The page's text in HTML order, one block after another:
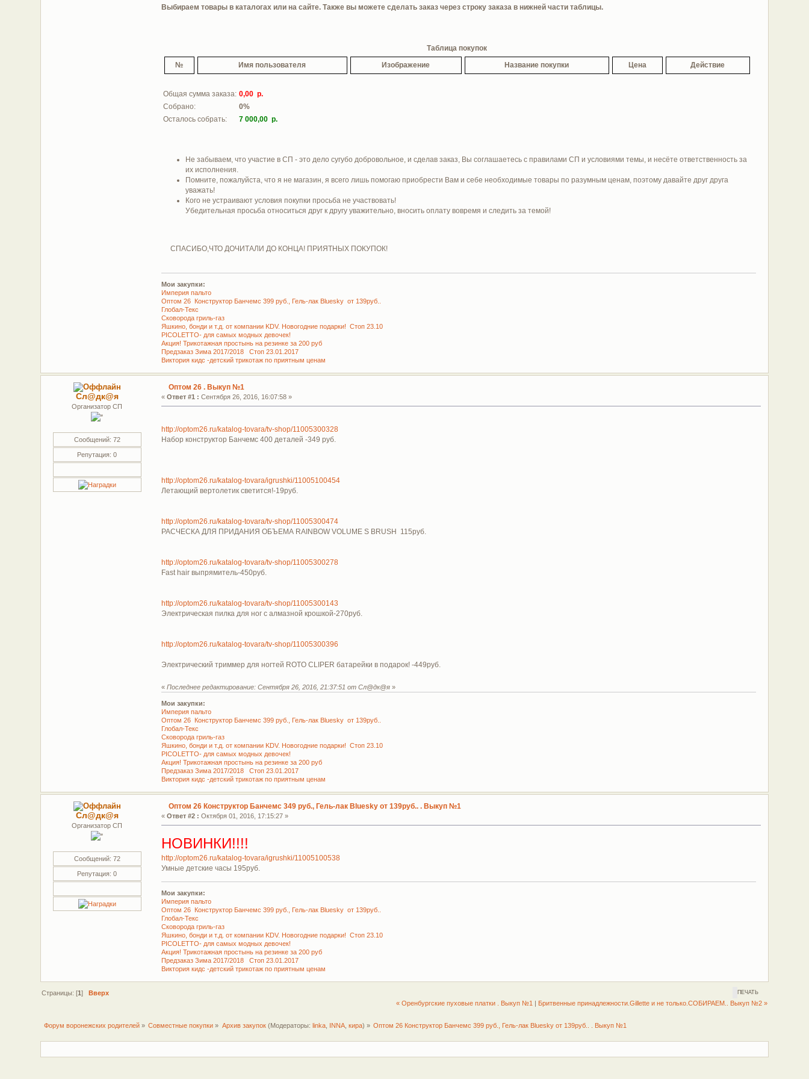
Выбираем товары в каталогах или на сайте. Также вы можете сделать заказ через строку заказа в нижней части таблицы.
Таблица покупок
№
Имя пользователя Изображение Название покупки Цена Действие
Общая сумма заказа: 0,00 р.
Собрано:
0%
Осталось собрать:
7 000,00 р.
Не забываем, что участие в СП - это дело сугубо добровольное, и сделав заказ, Вы соглашаетесь с правилами СП и условиями темы, и несёте ответственность за
их исполнения.
Помните, пожалуйста, что я не магазин, я всего лишь помогаю приобрести Вам и себе необходимые товары по разумным ценам, поэтому давайте друг друга
уважать!
Кого не устраивают условия покупки просьба не участвовать!
Убедительная просьба относиться друг к другу уважительно, вносить оплату вовремя и следить за темой!
СПАСИБО,ЧТО ДОЧИТАЛИ ДО КОНЦА! ПРИЯТНЫХ ПОКУПОК!
Мои закупки:
Империя пальто
Оптом 26 Конструктор Банчемс 399 руб., Гель-лак Bluesky от 139руб..
Глобал-Текс
Сковорода гриль-газ
Яшкино, бонди и т.д. от компании KDV. Новогодние подарки! Стоп 23.10
PICOLETTO- для самых модных девочек!
Акция! Трикотажная простынь на резинке за 200 руб
Предзаказ Зима 2017/2018 Стоп 23.01.2017
Виктория кидс -детский трикотаж по приятным ценам
Сл@дк@я
Организатор СП
Сообщений: 72
Репутация: 0
Оптом 26 . Выкуп №1
« Ответ #1 : Сентября 26, 2016, 16:07:58 »
http://optom26.ru/katalog-tovara/tv-shop/11005300328
Набор конструктор Банчемс 400 деталей -349 руб.
http://optom26.ru/katalog-tovara/igrushki/11005100454
Летающий вертолетик светится!-19руб.
http://optom26.ru/katalog-tovara/tv-shop/11005300474
РАСЧЕСКА ДЛЯ ПРИДАНИЯ ОБЪЕМА RAINBOW VOLUME S BRUSH 115руб.
http://optom26.ru/katalog-tovara/tv-shop/11005300278
Fast hair выпрямитель-450руб.
http://optom26.ru/katalog-tovara/tv-shop/11005300143
Электрическая пилка для ног с алмазной крошкой-270руб.
http://optom26.ru/katalog-tovara/tv-shop/11005300396
Электрический триммер для ногтей ROTO CLIPER батарейки в подарок! -449руб.
« Последнее редактирование: Сентября 26, 2016, 21:37:51 от Сл@дк@я»
Мои закупки:
Империя пальто
Оптом 26 Конструктор Банчемс 399 руб., Гель-лак Bluesky от 139руб..
Глобал-Текс
Сковорода гриль-газ
Яшкино, бонди и т.д. от компании KDV. Новогодние подарки! Стоп 23.10
PICOLETTO- для самых модных девочек!
Акция! Трикотажная простынь на резинке за 200 руб
Предзаказ Зима 2017/2018 Стоп 23.01.2017
Виктория кидс -детский трикотаж по приятным ценам
Сл@дк@я
Организатор СП
Сообщений: 72
Репутация: 0
Оптом 26 Конструктор Банчемс 349 руб., Гель-лак Bluesky от 139руб.. . Выкуп №1
« Ответ #2 : Октября 01, 2016, 17:15:27 »
НОВИНКИ!!!!
http://optom26.ru/katalog-tovara/igrushki/11005100538
Умные детские часы 195руб.
Мои закупки:
Империя пальто
Оптом 26 Конструктор Банчемс 399 руб., Гель-лак Bluesky от 139руб..
Глобал-Текс
Сковорода гриль-газ
Яшкино, бонди и т.д. от компании KDV. Новогодние подарки! Стоп 23.10
PICOLETTO- для самых модных девочек!
Акция! Трикотажная простынь на резинке за 200 руб
Предзаказ Зима 2017/2018 Стоп 23.01.2017
Виктория кидс -детский трикотаж по приятным ценам
ПЕЧАТЬ
Страницы: [1]Вверх
« Оренбургские пуховые платки . Выкуп №1 | Бритвенные принадлежности.Gillette и не только.СОБИРАЕМ.. Выкуп №2 »
Форум воронежских родителей » Совместные покупки » Архив закупок(Модераторы: linka, INNA, кира) » Оптом 26 Конструктор Банчемс 399 руб., Гель-лак Bluesky от 139руб.. . Выкуп №1